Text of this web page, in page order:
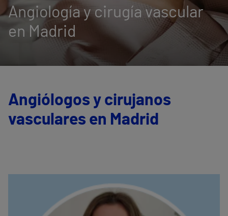
Angiología y cirugía vascular
en Madrid
Angiólogos y cirujanos
vasculares en Madrid